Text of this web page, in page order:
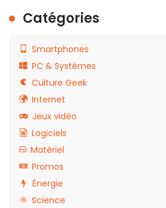
Catégories
Smartphones
PC & Systèmes
Culture Geek
Internet
Jeux vidéo
Logiciels
Matériel
Promos
Énergie
Science